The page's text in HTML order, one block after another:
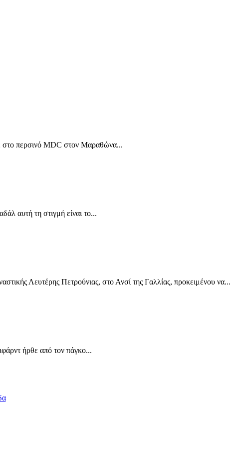
στο περσινό MDC στον Μαραθώνα...
αυτή τη στιγμή είναι το...
Λευτέρης Πετρούνιας, στο Ανσί της Γαλλίας, προκειμένου να...
ήρθε από τον πάγκο...